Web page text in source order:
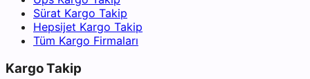
Sürat Kargo Takip
Hepsijet Kargo Takip
Tüm Kargo Firmaları
Kargo Takip